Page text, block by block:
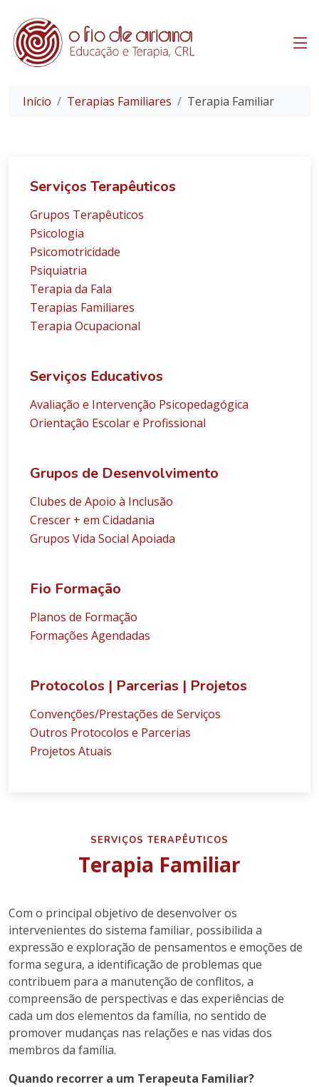
Início Terapias Familiares Terapia Familiar
Serviços Terapêuticos
Grupos Terapêuticos
Psicologia
Psicomotricidade
Psiquiatria
Terapia da Fala
Terapias Familiares
Terapia Ocupacional
Serviços Educativos
Avaliação e Intervenção Psicopedagógica
Orientação Escolar e Profissional
Grupos de Desenvolvimento
Clubes de Apoio à Inclusão
Crescer + em Cidadania
Grupos Vida Social Apoiada
Fio Formação
Planos de Formação
Formações Agendadas
Protocolos | Parcerias | Projetos
Convenções/Prestações de Serviços
Outros Protocolos e Parcerias
Projetos Atuais
SERVIÇOS TERAPÊUTICOS
Terapia Familiar
Com o principal objetivo de desenvolver os
intervenientes do sistema familiar, possibilida a
expressão e exploração de pensamentos e emoções de
forma segura, a identificação de problemas que
contribuem para a manutenção de conflitos, a
compreensão de perspectivas e das experiências de
cada um dos elementos da família, no sentido de
promover mudanças nas relações e nas vidas dos
membros da família.
Quando recorrer a um Terapeuta Familiar?